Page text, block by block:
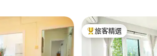
旅客精選榜首
旅客精選